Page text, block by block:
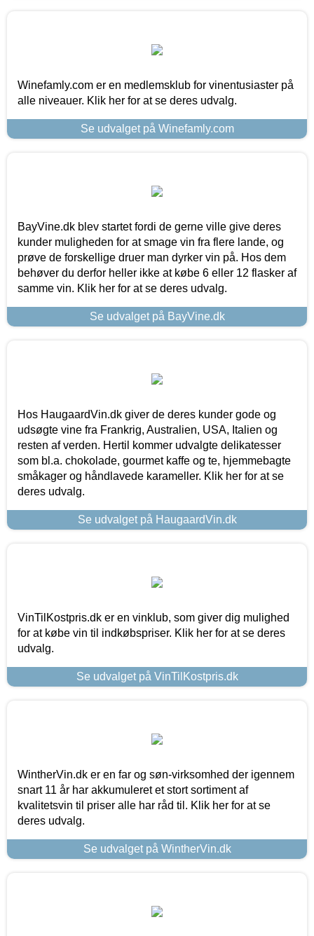
Winefamly.com er en medlemsklub for vinentusiaster på
alle niveauer. Klik her for at se deres udvalg.
Se udvalget på Winefamly.com
BayVine.dk blev startet fordi de gerne ville give deres
kunder muligheden for at smage vin fra flere lande, og
prøve de forskellige druer man dyrker vin på. Hos dem
behøver du derfor heller ikke at købe 6 eller 12 flasker af
samme vin. Klik her for at se deres udvalg.
Se udvalget på BayVine.dk
Hos HaugaardVin.dk giver de deres kunder gode og
udsøgte vine fra Frankrig, Australien, USA, Italien og
resten af verden. Hertil kommer udvalgte delikatesser
som bl.a. chokolade, gourmet kaffe og te, hjemmebagte
småkager og håndlavede karameller. Klik her for at se
deres udvalg.
Se udvalget på HaugaardVin.dk
VinTilKostpris.dk er en vinklub, som giver dig mulighed
for at købe vin til indkøbspriser. Klik her for at se deres
udvalg.
Se udvalget på VinTilKostpris.dk
WintherVin.dk er en far og søn-virksomhed der igennem
snart 11 år har akkumuleret et stort sortiment af
kvalitetsvin til priser alle har råd til. Klik her for at se
deres udvalg.
Se udvalget på WintherVin.dk